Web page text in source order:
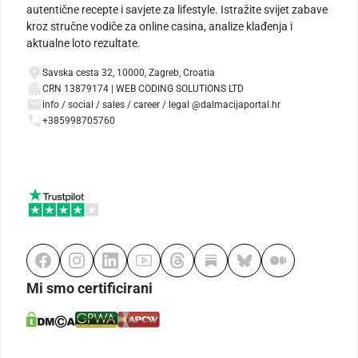
autentične recepte i savjete za lifestyle. Istražite svijet zabave
kroz stručne vodiče za online casina, analize klađenja i
aktualne loto rezultate.
Savska cesta 32, 10000, Zagreb, Croatia
CRN 13879174 | WEB CODING SOLUTIONS LTD
info / social / sales / career / legal @dalmacijaportal.hr
+385998705760
Mi smo certificirani